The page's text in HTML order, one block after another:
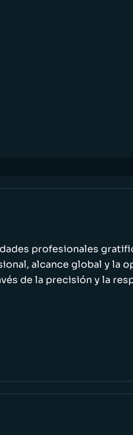
profesionales
alcance global y la
de la precisión y la